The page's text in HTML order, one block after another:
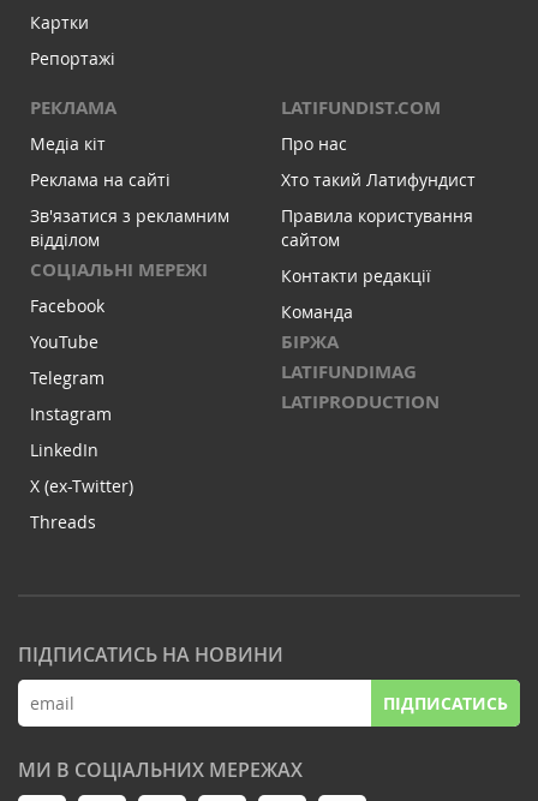
Картки
Репортажі
РЕКЛАМА
Медіа кіт
Реклама на сайті
Зв'язатися з рекламним
відділом
СОЦІАЛЬНІ МЕРЕЖІ
Facebook
YouTube
Telegram
Instagram
LinkedIn
X (ex-Twitter)
Threads
LATIFUNDIST.COM
Про нас
Хто такий Латифундист
Правила користування
сайтом
Контакти редакції
Команда
БІРЖА
LATIFUNDIMAG
LATIPRODUCTION
ПІДПИСАТИСЬ НА НОВИНИ
ПІДПИСАТИСЬ
МИ В СОЦІАЛЬНИХ МЕРЕЖАХ